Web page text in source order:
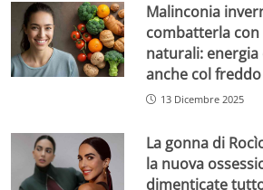
Malinconia
combatterla
naturali:
anche col freddo
13 Dicembre 2025
La gonna di
la nuova
dimenticate